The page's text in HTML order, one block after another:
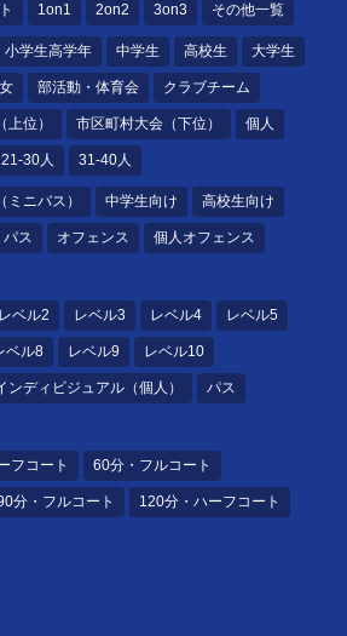
1on1 2on2 3on3 その他一覧
小学生高学年 中学生 高校生 大学生
部活動・体育会 クラブチーム
位） 市区町村大会（下位） 個人
21-30人 31-40人
ニバス） 中学生向け 高校生向け
パス オフェンス 個人オフェンス
レベル2 レベル3 レベル4 レベル5
ベル8 レベル9 レベル10
ンディビジュアル（個人） パス
フコート 60分・フルコート
分・フルコート 120分・ハーフコート